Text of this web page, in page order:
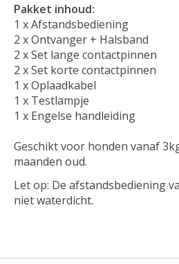
Pakket inhoud:
1 x Afstandsbediening
2 x Ontvanger + Halsband
2 x Set lange contactpinnen
2 x Set korte contactpinnen
1 x Oplaadkabel
1 x Testlampje
1 x Engelse handleiding
Geschikt voor honden vanaf
maanden oud.
Let op: De afstandsbediening
niet waterdicht.